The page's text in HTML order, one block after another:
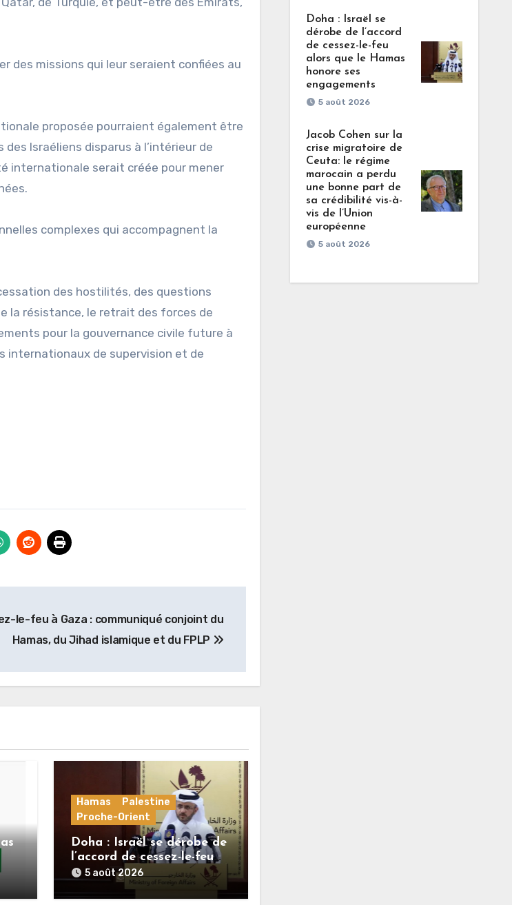
des missions qui leur seraient confiées au
proposée pourraient également être
Israéliens disparus à l’intérieur de
internationale serait créée pour mener
complexes qui accompagnent la
des hostilités, des questions
la résistance, le retrait des forces de
pour la gouvernance civile future à
internationaux de supervision et de
le-feu à Gaza : communiqué conjoint du
Hamas, du Jihad islamique et du FPLP
Hamas
Palestine
Proche-Orient
Doha : Israël se dérobe de
l’accord de cessez-le-feu
alors que le Hamas honore
ses engagements
5 août 2026
Doha : Israël se
dérobe de l’accord
de cessez-le-feu
alors que le Hamas
honore ses
engagements
5 août 2026
Jacob Cohen sur la
crise migratoire de
Ceuta: le régime
marocain a perdu
une bonne part de
sa crédibilité vis-à-
vis de l’Union
européenne
5 août 2026